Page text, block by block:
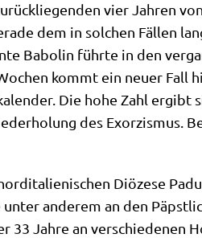
vier Jah­ren
dem in sol­chen Fäl­len
Babol­in führ­te in den
kommt ein neu­er Fall
Die hohe Zahl ergibt
des Exor­zis­mus.
Diö­ze­se
ande­rem an den
33 Jah­re an ver­schie­de­nen